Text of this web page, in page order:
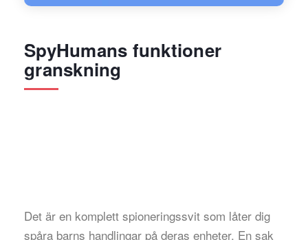
SpyHumans funktioner
granskning
Det är en komplett spioneringssvit som låter dig
spåra barns handlingar på deras enheter. En sak